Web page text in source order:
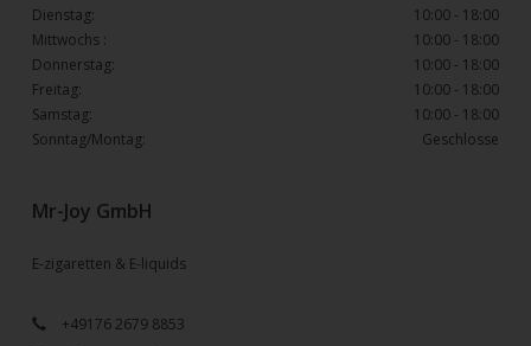
Mr-Joy GmbH
E-zigaretten & E-liquids
+49176 2679 8853
Dienstag:
10:00 - 18:00
Mittwochs :
10:00 - 18:00
Donnerstag:
10:00 - 18:00
Freitag:
10:00 - 18:00
Samstag:
10:00 - 18:00
Sonntag/Montag:
Geschlosse